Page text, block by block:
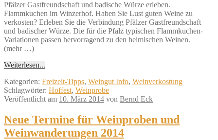
Pfälzer Gastfreundschaft und badische Würze erleben.
Flammkuchen im Winzerhof. Haben Sie Lust guten Weine zu
verkosten? Erleben Sie die Verbindung Pfälzer Gastfreundschaft
und badischer Würze. Die für die Pfalz typischen Flammkuchen-
Variationen passen hervorragend zu den heimischen Weinen.
(mehr …)
Weiterlesen...
Kategorien: Freizeit-Tipps, Weingut Info, Weinverkostung
Schlagwörter: Hoffest, Weinprobe
Veröffentlicht am 10. März 2014 von Bernd Eck
Neue Termine für Weinproben und
Weinwanderungen 2014